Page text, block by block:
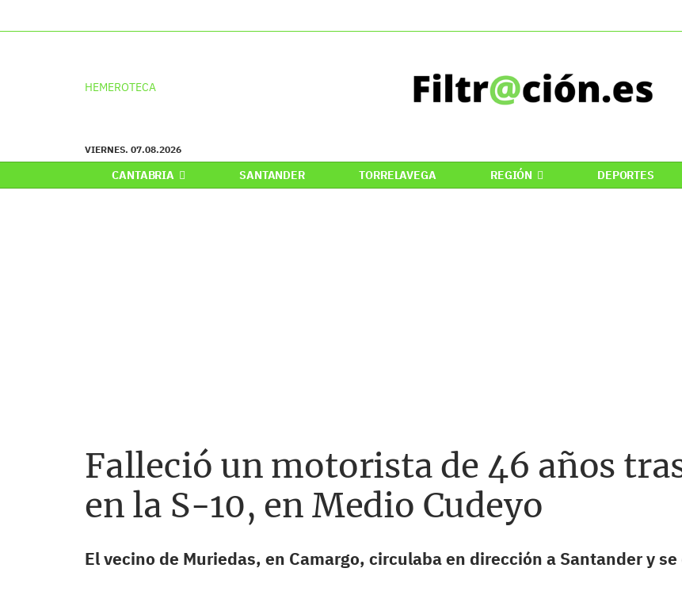
HEMEROTECA
VIERNES. 07.08.2026
CANTABRIA SANTANDER TORRELAVEGA REGIÓN DEPORTES
Falleció un motorista de 46 años
en la S-10, en Medio Cudeyo
El vecino de Muriedas, en Camargo, circulaba en dirección a Santander y